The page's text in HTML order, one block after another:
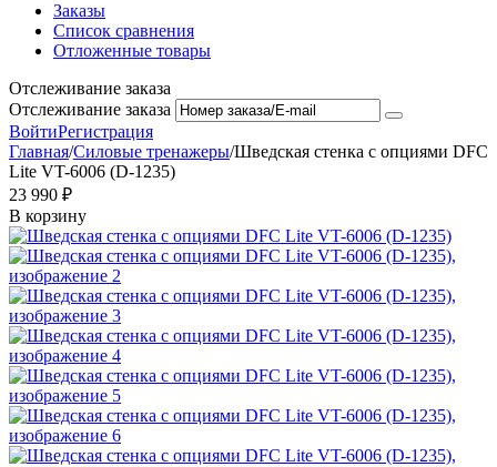
Заказы
Список сравнения
Отложенные товары
Отслеживание заказа
Отслеживание заказа
ВойтиРегистрация
Главная/Силовые тренажеры/Шведская стенка с опциями DFC
Lite VT-6006 (D-1235)
23 990 ₽
В корзину